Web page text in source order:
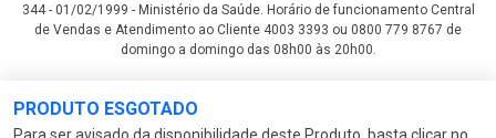
PRODUTO ESGOTADO
344 - 01/02/1999 - Ministério da Saúde. Horário de funcionamento Central
de Vendas e Atendimento ao Cliente 4003 3393 ou 0800 779 8767 de
domingo a domingo das 08h00 às 20h00.